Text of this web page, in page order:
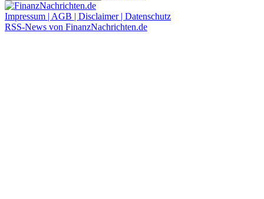
Impressum | AGB | Disclaimer | Datenschutz
RSS-News von FinanzNachrichten.de